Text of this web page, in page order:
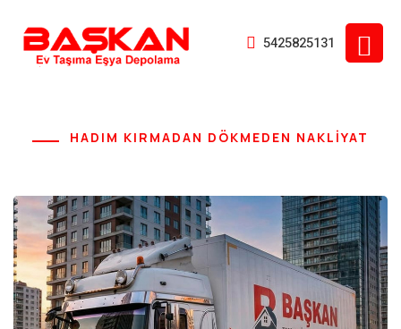
5425825131
HADIM KIRMADAN DÖKMEDEN NAKLİYAT